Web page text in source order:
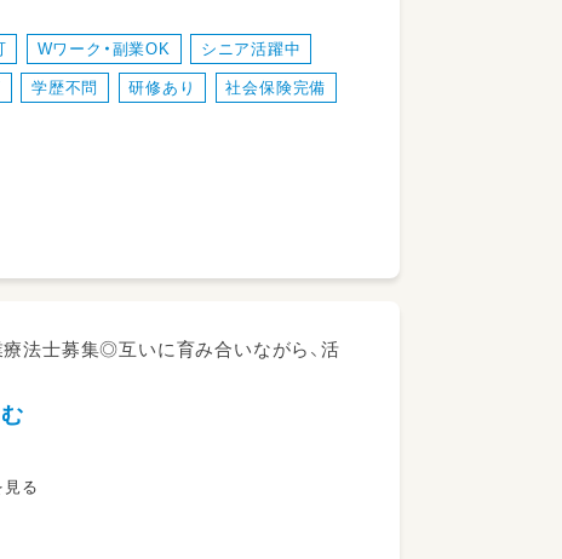
Wワーク・副業OK シニア活躍中
学歴不問 研修あり 社会保険完備
法士募集◎互いに育み合いながら、活
見る